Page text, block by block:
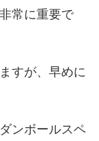
常に重要で
すが、早めに
ンボールスペ